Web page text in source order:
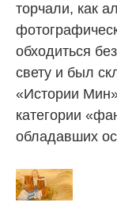
торчали, как
обходиться
свету и был
«Истории
категории
обладавших